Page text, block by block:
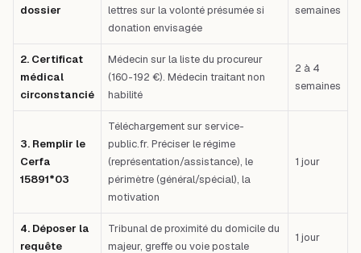
dossier
lettres sur la volonté présumée si
donation envisagée
semaines
2. Certificat
médical
circonstancié
Médecin sur la liste du procureur
(160-192 €). Médecin traitant non
habilité
2 à 4
semaines
3. Remplir le
Cerfa
15891*03
Téléchargement sur service-
public.fr. Préciser le régime
(représentation/assistance), le
périmètre (général/spécial), la
motivation
1 jour
4. Déposer la
requête
Tribunal de proximité du domicile du
majeur, greffe ou voie postale
1 jour